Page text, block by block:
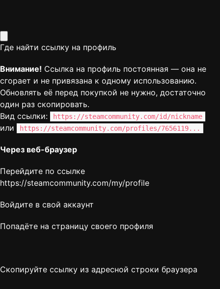
Где найти ссылку на профиль
Внимание! Ссылка на профиль постоянная — она не
сгорает и не привязана к одному использованию.
Обновлять её перед покупкой не нужно, достаточно
один раз скопировать.
Вид ссылки:
https://steamcommunity.com/id/nickname
или https://steamcommunity.com/profiles/7656119...
Через веб-браузер
Перейдите по ссылке
https://steamcommunity.com/my/profile
Войдите в свой аккаунт
Попадёте на страницу своего профиля
Скопируйте ссылку из адресной строки браузера